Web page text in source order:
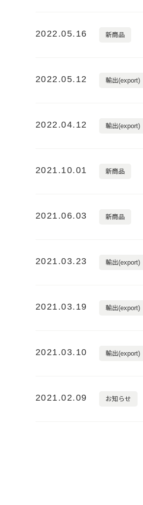
2022.05.16 新商品
2022.05.12 輸出(export)
2022.04.12 輸出(export)
2021.10.01 新商品
2021.06.03 新商品
2021.03.23 輸出(export)
2021.03.19 輸出(export)
2021.03.10 輸出(export)
2021.02.09 お知らせ